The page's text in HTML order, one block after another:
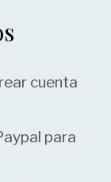
cuenta
para